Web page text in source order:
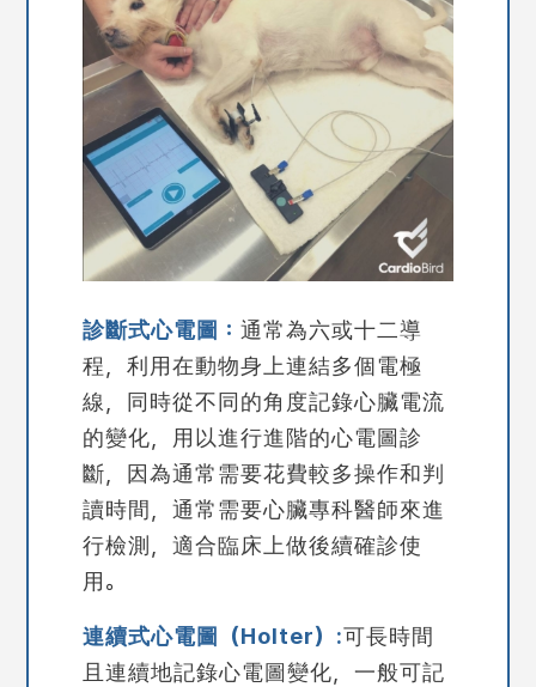
診斷式心電圖：通常為六或十二導
程，利用在動物身上連結多個電極
線，同時從不同的角度記錄心臟電流
的變化，用以進行進階的心電圖診
斷，因為通常需要花費較多操作和判
讀時間，通常需要心臟專科醫師來進
行檢測，適合臨床上做後續確診使
用。
連續式心電圖（Holter）:可長時間
且連續地記錄心電圖變化，一般可記